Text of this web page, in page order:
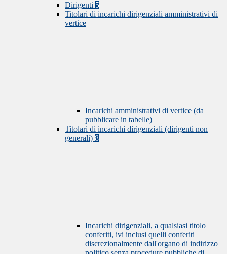
Dirigenti 5
Titolari di incarichi dirigenziali amministrativi di
vertice
Incarichi amministrativi di vertice (da
pubblicare in tabelle)
Titolari di incarichi dirigenziali (dirigenti non
generali) 8
Incarichi dirigenziali, a qualsiasi titolo
conferiti, ivi inclusi quelli conferiti
discrezionalmente dall'organo di indirizzo